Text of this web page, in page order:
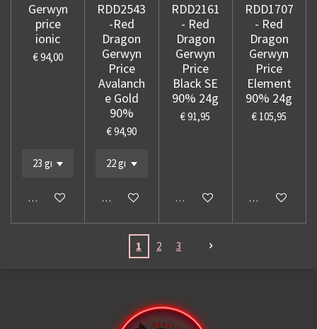
Gerwyn
price
ionic
€ 94,00
In winkelwagen
RDD2543
-Red
Dragon
Gerwyn
Price
Avalanch
e Gold
90%
€ 94,90
In winkelwagen
RDD2161
- Red
Dragon
Gerwyn
Price
Black SE
90% 24g
€ 91,95
Uitverkocht
RDD1707
- Red
Dragon
Gerwyn
Price
Element
90% 24g
€ 105,95
In winkelwagen
1 2 3